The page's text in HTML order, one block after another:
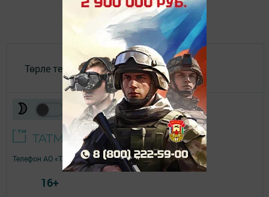
Төрле темалар
Телефон АО «ТАТМЕДИА»:(843) 222 09 84
16+